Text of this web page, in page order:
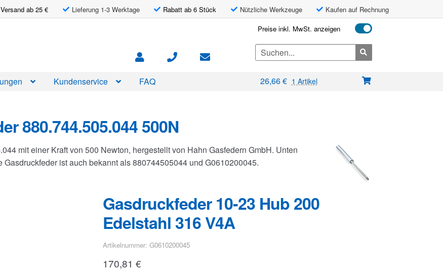
ab 25 € Lieferung 1-3 Werktage Rabatt ab 6 Stück Nützliche Werkzeuge Kaufen auf Rechnung
Preise inkl. MwSt. anzeigen
Search
for:
Kundenservice FAQ 26,66€ 1 Artikel
880.744.505.044 500N
mit einer Kraft von 500 Newton, hergestellt von Hahn Gasfedern GmbH. Unten
ist auch bekannt als 880744505044 und G0610200045.
Gasdruckfeder 10-23 Hub 200
Edelstahl 316 V4A
Artikelnummer: G0610200045
170,81 €